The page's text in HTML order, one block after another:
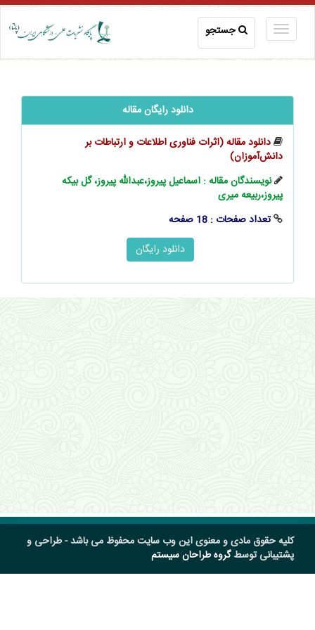
جستجو
دانلود رایگان مقاله
دانلود مقاله (اثرات فناوری اطلاعات و ارتباطات بر
‌‌‌‌‌دانش‌آموزان)
نویسندگان مقاله : اسماعیل پیروز،عبدالله پیروز، گل بیکه
پیروز،ربیعه میری
تعداد صفحات : 18 صفحه
کلیه حقوق مادی و معنوی این وب سایت محفوظ می باشد - طراحی و
پشتیبانی توسطگروه طراحان سیستم